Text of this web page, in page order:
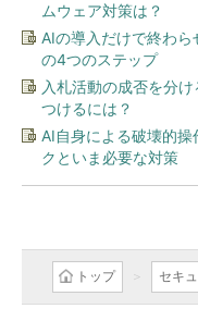
ムウェア対策は？
AIの導入だけで終わ
の4つのステップ
入札活動の成否を分
つけるには？
AI自身による破壊的
クといま必要な対策
トップ セキ